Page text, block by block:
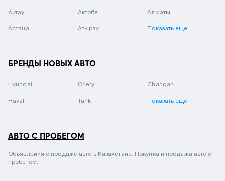
Актау Актобе Алматы
Астана Атырау Показать еще
БРЕНДЫ НОВЫХ АВТО
Hyundai Chery Changan
Haval Tank Показать еще
АВТО С ПРОБЕГОМ
Объявления о продаже авто в Казахстане. Покупка и продажа авто с
пробегом.